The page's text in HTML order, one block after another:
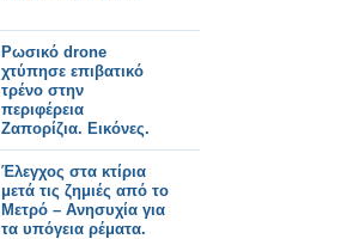
Ρωσικό drone
χτύπησε επιβατικό
τρένο στην
περιφέρεια
Ζαπορίζια. Εικόνες.
Έλεγχος στα κτίρια
μετά τις ζημιές από το
Μετρό – Ανησυχία για
τα υπόγεια ρέματα.